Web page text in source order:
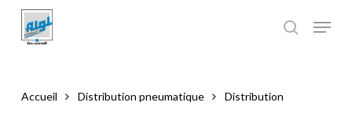
main
Accueil Distribution pneumatique
Distribution